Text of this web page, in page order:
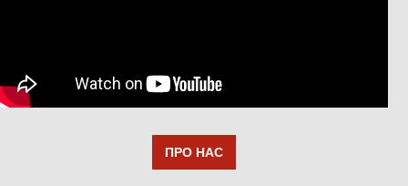
ПРО НАС